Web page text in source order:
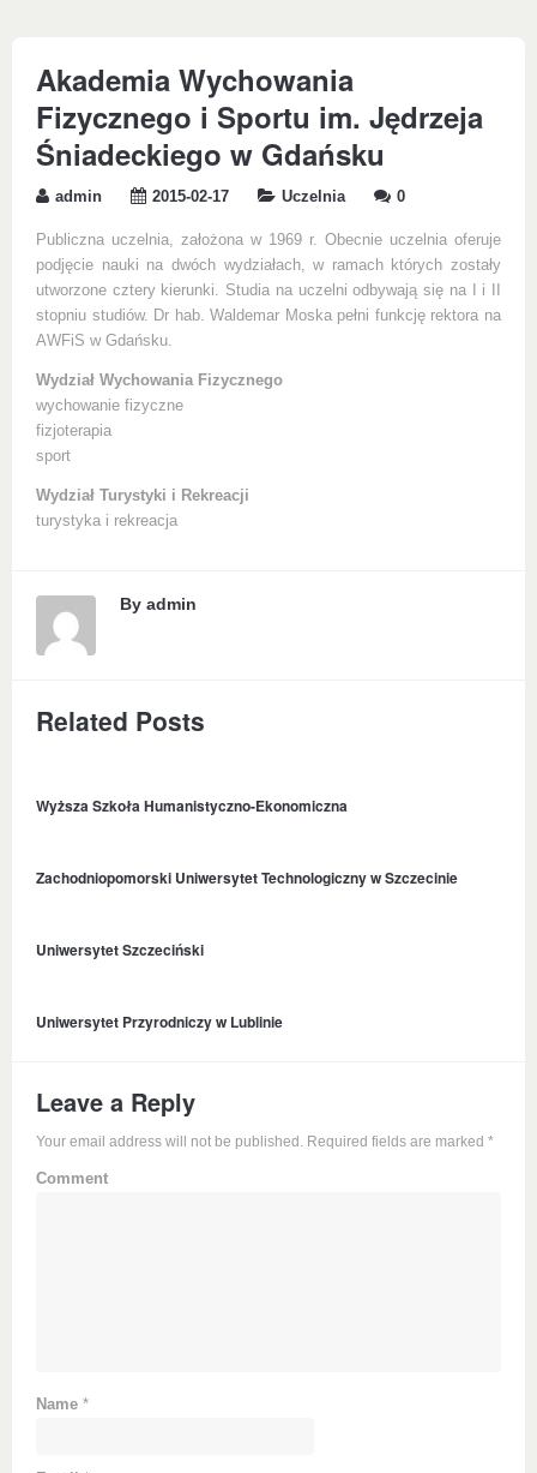
Akademia Wychowania
Fizycznego i Sportu im. Jędrzeja
Śniadeckiego w Gdańsku
admin 2015-02-17 Uczelnia 0
Publiczna uczelnia, założona w 1969 r. Obecnie uczelnia oferuje
podjęcie nauki na dwóch wydziałach, w ramach których zostały
utworzone cztery kierunki. Studia na uczelni odbywają się na I i II
stopniu studiów. Dr hab. Waldemar Moska pełni funkcję rektora na
AWFiS w Gdańsku.
Wydział Wychowania Fizycznego
wychowanie fizyczne
fizjoterapia
sport
Wydział Turystyki i Rekreacji
turystyka i rekreacja
By admin
Related Posts
Wyższa Szkoła Humanistyczno-Ekonomiczna
Zachodniopomorski Uniwersytet Technologiczny w Szczecinie
Uniwersytet Szczeciński
Uniwersytet Przyrodniczy w Lublinie
Leave a Reply
Your email address will not be published. Required fields are marked *
Comment
Name *